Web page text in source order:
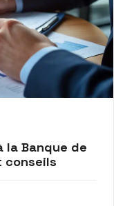
la Banque de
conseils